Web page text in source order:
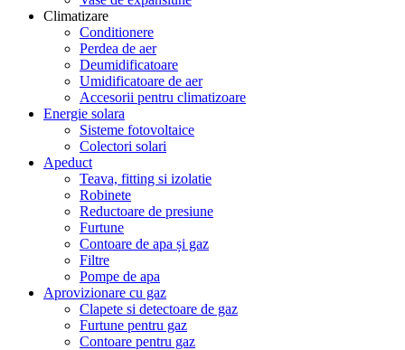
Climatizare
Conditionere
Perdea de aer
Deumidificatoare
Umidificatoare de aer
Accesorii pentru climatizoare
Energie solara
Sisteme fotovoltaice
Colectori solari
Apeduct
Teava, fitting si izolatie
Robinete
Reductoare de presiune
Furtune
Contoare de apa și gaz
Filtre
Pompe de apa
Aprovizionare cu gaz
Clapete si detectoare de gaz
Furtune pentru gaz
Contoare pentru gaz